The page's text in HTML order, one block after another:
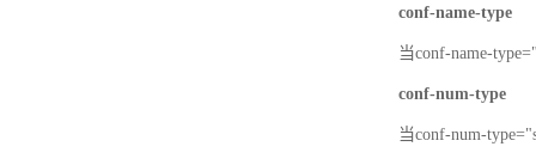
conf-name-type
当conf-name-
conf-num-type
当conf-num-